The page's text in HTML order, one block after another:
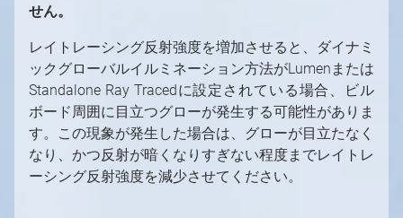
せん。
レイトレーシング反射強度を増加させると、ダイナミ
ックグローバルイルミネーション方法がLumenまたは
Standalone Ray Tracedに設定されている場合、ビル
ボード周囲に目立つグローが発生する可能性がありま
す。この現象が発生した場合は、グローが目立たなく
なり、かつ反射が暗くなりすぎない程度までレイトレ
ーシング反射強度を減少させてください。